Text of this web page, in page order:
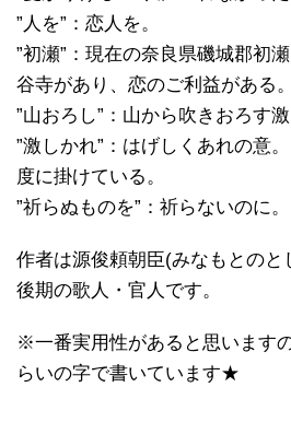
”人を”：恋人を。
”初瀬”：現在の奈良県磯城郡初
谷寺があり、恋のご利益がある。
”山おろし”：山から吹きおろす激
”激しかれ”：はげしくあれの意
度に掛けている。
”祈らぬものを”：祈らないのに。
作者は源俊頼朝臣(みなもとのと
後期の歌人・官人です。
※一番実用性があると思います
らいの字で書いています★